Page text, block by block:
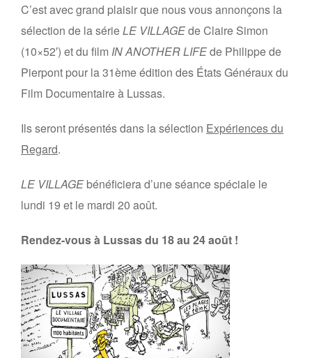
C’est avec grand plaisir que nous vous annonçons la
sélection de la sérieLE VILLAGEde Claire Simon
(10×52′) et du film IN ANOTHER LIFEde Philippe de
Pierpont pour la 31ème édition des États Généraux du
Film Documentaire à Lussas.
Ils seront présentés dans la sélection Expériences du
Regard.
LE VILLAGE bénéficiera d’une séance spéciale le
lundi 19 et le mardi 20 août.
Rendez-vous à Lussas du 18 au 24 août !